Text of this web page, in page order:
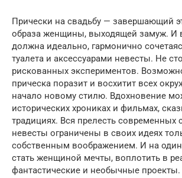
Прически на свадьбу — завершающий
образа женщины, выходящей замуж. И
должна идеально, гармонично
туалета и аксессуарами невесты. Не
рискованных экспериментов.
прическа поразит и восхитит всех
начало новому стилю. Вдохновение
исторических хрониках и фильмах,
традициях. Вся прелесть современных
невесты ограничены в своих идеях
собственным воображением. И на
стать женщиной мечты, воплотить в
фантастические и необычные проекты.